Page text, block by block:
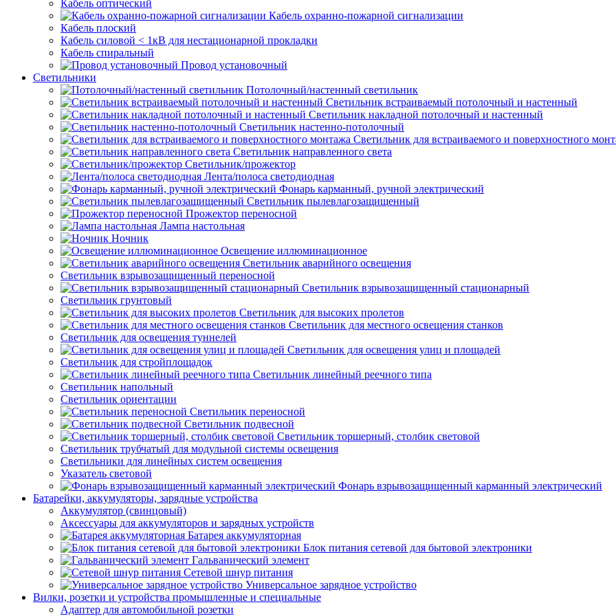
Кабель оптический
Кабель охранно-пожарной сигнализации
Кабель плоский
Кабель силовой < 1кВ для нестационарной прокладки
Кабель спиральный
Провод установочный
Светильники
Потолочный/настенный светильник
Светильник встраиваемый потолочный и настенный
Светильник накладной потолочный и настенный
Светильник настенно-потолочный
Светильник для встраиваемого и поверхностного
Светильник направленного света
Светильник/прожектор
Лента/полоса светодиодная
Фонарь карманный, ручной электрический
Светильник пылевлагозащищенный
Прожектор переносной
Лампа настольная
Ночник
Освещение иллюминационное
Светильник аварийного освещения
Светильник взрывозащищенный переносной
Светильник взрывозащищенный стационарный
Светильник грунтовый
Светильник для высоких пролетов
Светильник для местного освещения станков
Светильник для освещения туннелей
Светильник для освещения улиц и площадей
Светильник для стройплощадок
Светильник линейный реечного типа
Светильник напольный
Светильник ориентации
Светильник переносной
Светильник подвесной
Светильник торшерный, столбик световой
Светильник трубчатый для модульной системы освещения
Светильники для линейных систем освещения
Указатель световой
Фонарь взрывозащищенный карманный электрический
Батарейки, аккумуляторы, зарядные устройства
Аккумулятор (свинцовый)
Аксессуары для аккумуляторов и зарядных устройств
Батарея аккумуляторная
Блок питания сетевой для бытовой электроники
Гальванический элемент
Сетевой шнур питания
Универсальное зарядное устройство
Вилки, розетки и устройства промышленные и специальные
Адаптер для автомобильной розетки